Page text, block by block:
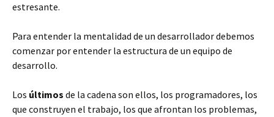
estresante.
Para entender la mentalidad de un desarrollador debemos
comenzar por entender la estructura de un equipo de
desarrollo.
Los últimos de la cadena son ellos, los programadores, los
que construyen el trabajo, los que afrontan los problemas,